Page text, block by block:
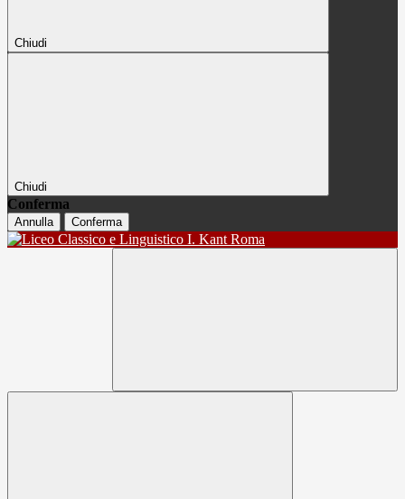
Chiudi
Chiudi
Conferma
Annulla Conferma